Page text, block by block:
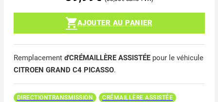
AJOUTER AU PANIER
Remplacement d'CRÉMAILLÈRE ASSISTÉEpour le véhicule
CITROEN GRAND C4 PICASSO.
DIRECTIONTRANSMISSION
CRÉMAILLÈRE ASSISTÉE